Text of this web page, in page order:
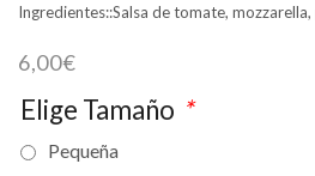
Ingredientes::Salsa de tomate,
6,00€
Elige Tamaño *
Pequeña